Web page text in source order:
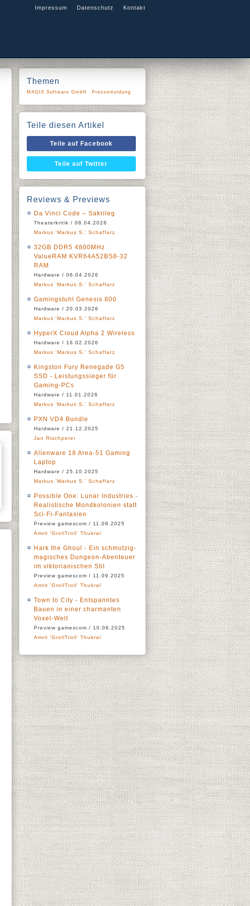
Impressum Datenschutz Kontakt
Themen
MAGIX Software GmbH Pressemeldung
Teile diesen Artikel
Teile auf Facebook
Teile auf Twitter
Reviews & Previews
Da Vinci Code – Sakrileg
Theaterkritik / 08.04.2026
Markus 'Markus S.' Schaffarz
32GB DDR5 4800MHz
ValueRAM KVR64A52BS8-32
RAM
Hardware / 06.04.2026
Markus 'Markus S.' Schaffarz
Gamingstuhl Genesis 800
Hardware / 20.03.2026
Markus 'Markus S.' Schaffarz
HyperX Cloud Alpha 2 Wireless
Hardware / 16.02.2026
Markus 'Markus S.' Schaffarz
Kingston Fury Renegade G5
SSD - Leistungssieger für
Gaming-PCs
Hardware / 11.01.2026
Markus 'Markus S.' Schaffarz
PXN VD4 Bundle
Hardware / 21.12.2025
Jan Rischpeter
Alienware 18 Area-51 Gaming
Laptop
Hardware / 25.10.2025
Markus 'Markus S.' Schaffarz
Possible One: Lunar Industries -
Realistische Mondkolonien statt
Sci-Fi-Fantasien
Preview gamescom / 11.09.2025
Amrit 'GrollTroll' Thukral
Hark the Ghoul - Ein schmutzig-
magisches Dungeon-Abenteuer
im viktorianischen Stil
Preview gamescom / 11.09.2025
Amrit 'GrollTroll' Thukral
Town to City - Entspanntes
Bauen in einer charmanten
Voxel-Welt
Preview gamescom / 10.09.2025
Amrit 'GrollTroll' Thukral